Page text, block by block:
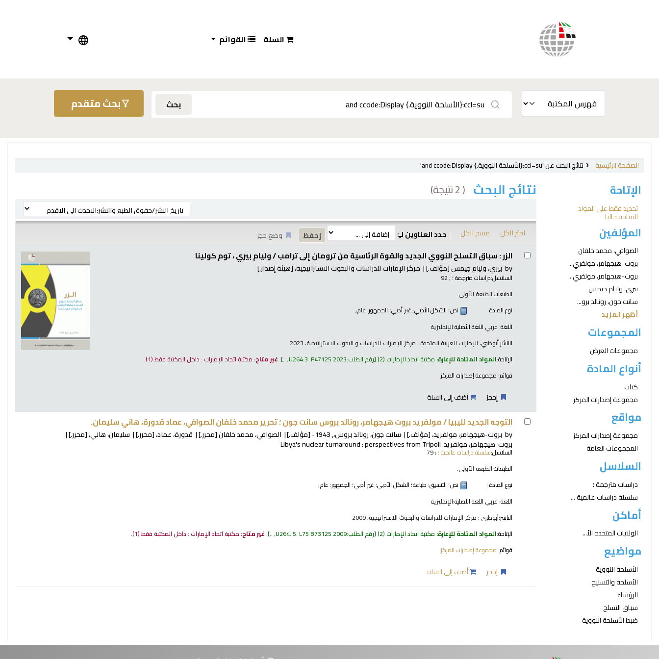
السلة القوائم
بحث بحث متقدم
الصفحة الرئيسية نتائج البحث عن 'ccl=su:{الأسلحة النووية.} and ccode:Display'
الإتاحة
تحديد فقط على المواد
المتاحة حاليا
المؤلفين
الصوافي، محمد خلفان
بروت-هيجهامر، مولفري...
بروت-هيجهامر، مولفري...
بيري، وليام جيمس
سانت جون، رونالد برو...
أظهر المزيد
المجموعات
مجموعات العرض
أنواع المادة
كتاب
مجموعة إصدارات المركز
مواقع
مجموعة إصدارات المركز
المجموعات العامة
السلاسل
دراسات مترجمة ؛
سلسلة دراسات عالمية ...
أماكن
الولايات المتحدة الأ...
مواضيع
الأسلحة النووية
الأسلحة والتسليح
الرؤساء
سباق التسلح
ضبط الأسلحة النووية
نتائج البحث ( 2 نتيجة)
ترتيب بواسطة:
اختر الكل مسح الكل حدد العناوين لـِ: وضع حجز
نتائج الزر : سباق التسلح النووي الجديد والقوة الرئاسية من ترومان إلى ترامب /وليام بيري ، توم كولينا
by بيري، وليام جيمس[مؤلف.] مركز الإمارات للدراسات والبحوث الاستراتيجية،[هيئة إصدار.]
السلاسل:دراسات مترجمة ؛ ; 92
الطبعات:الطبعة الأولى.
نوع المادة :
نص؛ الشكل الأدبي: غير أدبي؛ الجمهور: عام;
اللغة: عربي اللغة الأصلية:الإنجليزية
الناشر:أبوظبي، الإمارات العربية المتحدة : مركز الإمارات للدراسات و البحوث الاستراتيجية، 2023
الإتاحة:المواد المتاحة للإعارة: مكتبة اتحاد الإمارات (2) رقم الطلب:U264.3 .P47125 2023, ..
.غير متاح: مكتبة اتحاد الإمارات : داخل المكتبة فقط(1).
قوائم: مجموعة إصدارات المركز.
إحجز أضف إلى السلة
التوجه الجديد لليبيا /مولفريد بروت هيجهامر، رونالد بروس سانت جون ؛ تحرير محمد خلفان الصوافي، عماد قدورة، هاني سليمان.
by بروت-هيجهامر، مولفريد،[مؤلف.] سانت جون، رونالد بروس،, 1943- [مؤلف.] الصوافي، محمد خلفان[محرر.] قدورة، عماد،[محرر.] سليمان، هاني،[محرر.]
بروت-هيجهامر، مولفريد. Libya's nuclear turnaround : perspectives from Tripoli
السلاسل:سلسلة دراسات عالمية ؛ ; 79
الطبعات:الطبعة الأولى.
نوع المادة :
نص؛ التنسيق: طباعة؛ الشكل الأدبي: غير أدبي؛ الجمهور: عام;
اللغة: عربي اللغة الأصلية:الإنجليزية
الناشر:أبوظبي : مركز الإمارات للدراسات والبحوث الاستراتيجية، 2009
الإتاحة:المواد المتاحة للإعارة: مكتبة اتحاد الإمارات (2) رقم الطلب:U264. 5. L75 B73125 2009, ..
.غير متاح: مكتبة اتحاد الإمارات : داخل المكتبة فقط(1).
قوائم: مجموعة إصدارات المركز.
إحجز أضف إلى السلة